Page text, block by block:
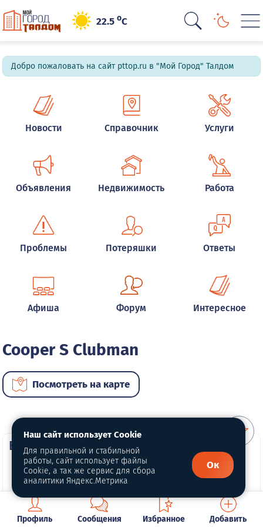
22.5oC
Добро пожаловать на сайт pttop.ru в "Мой Город" Талдом
Новости Справочник Услуги
Объявления Недвижимость Работа
Проблемы Потеряшки Ответы
Афиша Форум Интересное
Cooper S Clubman
Посмотреть на карте
ВИП автомобили
Профиль Сообщения Избранное Добавить
Наш сайт использует Cookie
Для правильной и стабильной
работы, сайт использует файлы
Cookie, а так же сервис для сбора
аналитики Яндекс.Метрика
Ок